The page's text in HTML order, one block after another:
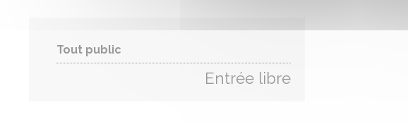
Tout public
Entrée libre